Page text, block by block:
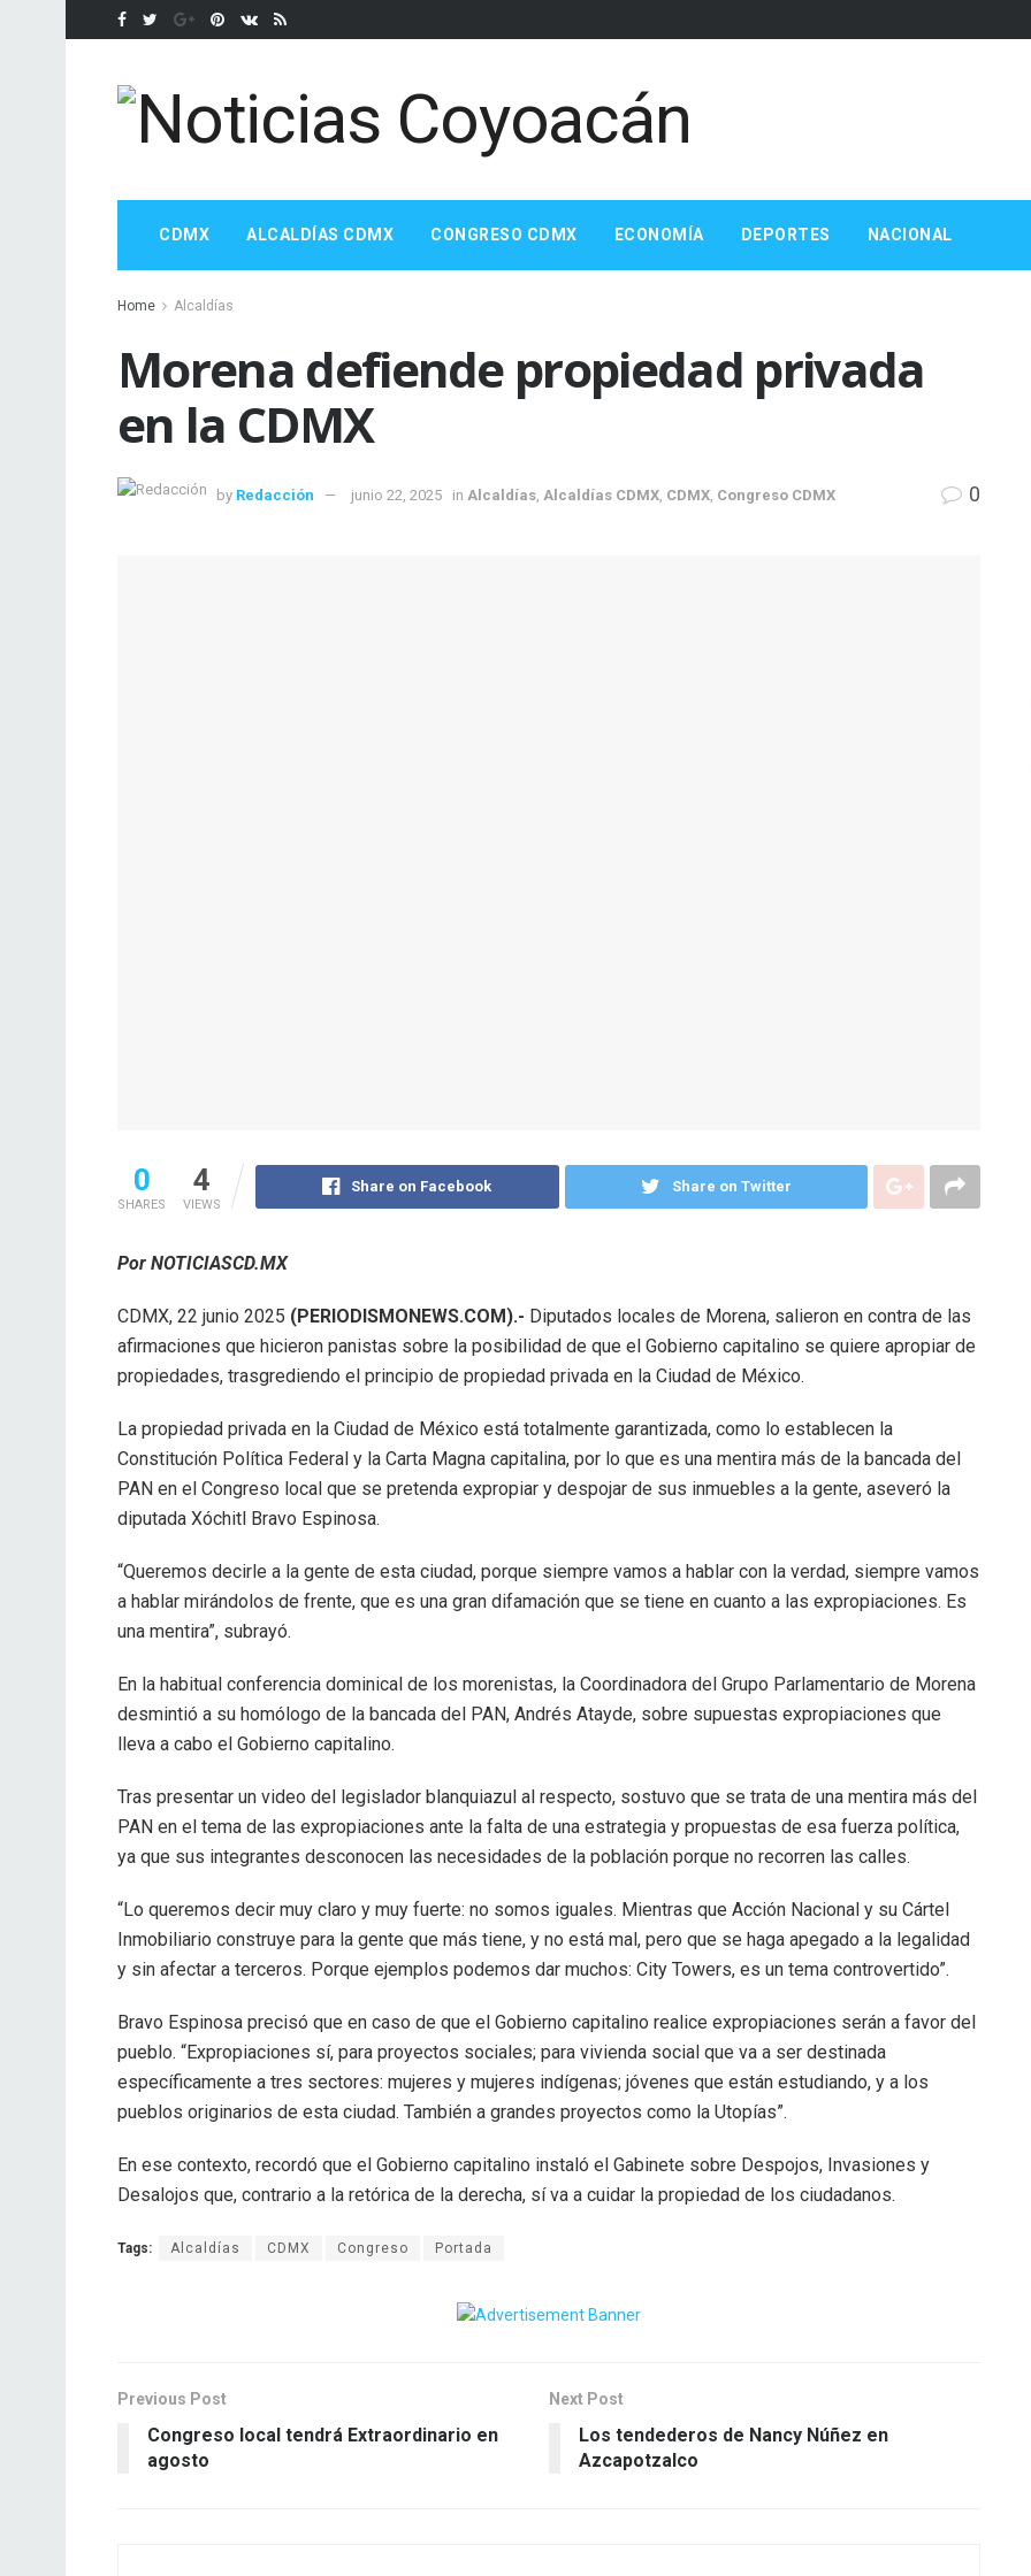
CDMX ALCALDÍAS CDMX CONGRESO CDMX ECONOMÍA DEPORTES NACIONAL
Home Alcaldías
Morena defiende propiedad privada
en la CDMX
by Redacción junio 22, 2025 in Alcaldías Alcaldías CDMX CDMX Congreso CDMX 0
0
SHARES
4
VIEWS
Share on Facebook Share on Twitter
Por NOTICIASCD.MX
CDMX, 22 junio 2025 (PERIODISMONEWS.COM).- Diputados locales de Morena, salieron en contra de las
afirmaciones que hicieron panistas sobre la posibilidad de que el Gobierno capitalino se quiere apropiar de
propiedades, trasgrediendo el principio de propiedad privada en la Ciudad de México.
La propiedad privada en la Ciudad de México está totalmente garantizada, como lo establecen la
Constitución Política Federal y la Carta Magna capitalina, por lo que es una mentira más de la bancada del
PAN en el Congreso local que se pretenda expropiar y despojar de sus inmuebles a la gente, aseveró la
diputada Xóchitl Bravo Espinosa.
“Queremos decirle a la gente de esta ciudad, porque siempre vamos a hablar con la verdad, siempre vamos
a hablar mirándolos de frente, que es una gran difamación que se tiene en cuanto a las expropiaciones. Es
una mentira”, subrayó.
En la habitual conferencia dominical de los morenistas, la Coordinadora del Grupo Parlamentario de Morena
desmintió a su homólogo de la bancada del PAN, Andrés Atayde, sobre supuestas expropiaciones que
lleva a cabo el Gobierno capitalino.
Tras presentar un video del legislador blanquiazul al respecto, sostuvo que se trata de una mentira más del
PAN en el tema de las expropiaciones ante la falta de una estrategia y propuestas de esa fuerza política,
ya que sus integrantes desconocen las necesidades de la población porque no recorren las calles.
“Lo queremos decir muy claro y muy fuerte: no somos iguales. Mientras que Acción Nacional y su Cártel
Inmobiliario construye para la gente que más tiene, y no está mal, pero que se haga apegado a la legalidad
y sin afectar a terceros. Porque ejemplos podemos dar muchos: City Towers, es un tema controvertido”.
Bravo Espinosa precisó que en caso de que el Gobierno capitalino realice expropiaciones serán a favor del
pueblo. “Expropiaciones sí, para proyectos sociales; para vivienda social que va a ser destinada
específicamente a tres sectores: mujeres y mujeres indígenas; jóvenes que están estudiando, y a los
pueblos originarios de esta ciudad. También a grandes proyectos como la Utopías”.
En ese contexto, recordó que el Gobierno capitalino instaló el Gabinete sobre Despojos, Invasiones y
Desalojos que, contrario a la retórica de la derecha, sí va a cuidar la propiedad de los ciudadanos.
Tags: Alcaldías CDMX Congreso Portada
Previous Post
Congreso local tendrá Extraordinario en
agosto
Next Post
Los tendederos de Nancy Núñez en
Azcapotzalco